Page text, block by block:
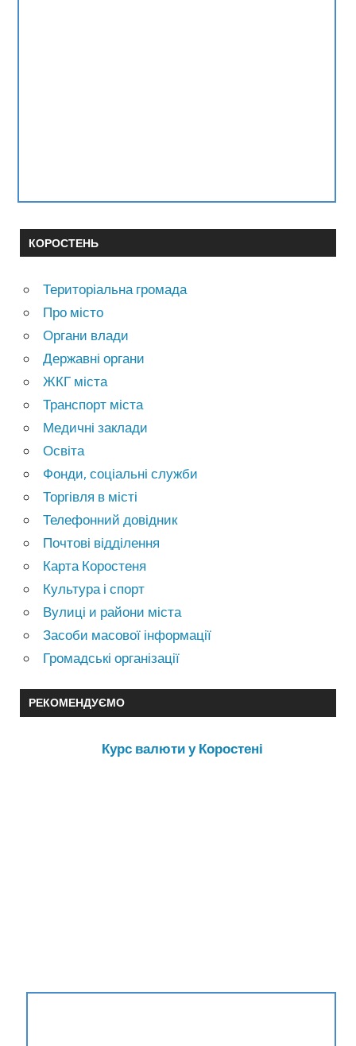
КОРОСТЕНЬ
Територіальна громада
Про місто
Органи влади
Державні органи
ЖКГ міста
Транспорт міста
Медичні заклади
Освіта
Фонди, соціальні служби
Торгівля в місті
Телефонний довідник
Почтові відділення
Карта Коростеня
Культура і спорт
Вулиці и райони міста
Засоби масової інформації
Громадські організації
РЕКОМЕНДУЄМО
Курс валюти у Коростені